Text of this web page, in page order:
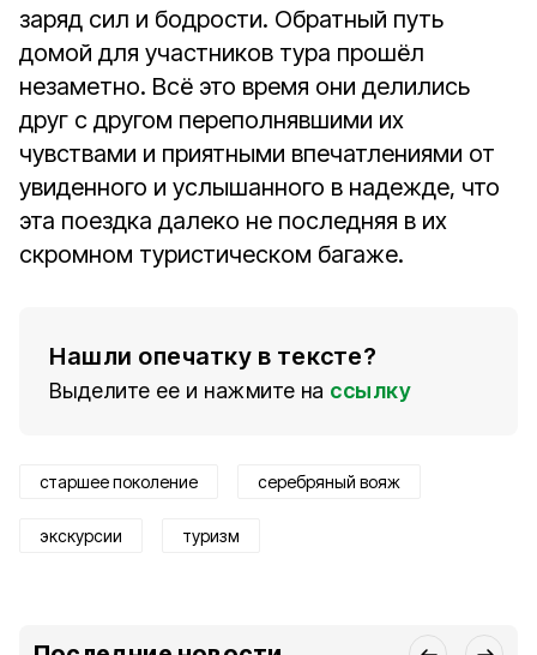
заряд сил и бодрости. Обратный путь
домой для участников тура прошёл
незаметно. Всё это время они делились
друг с другом переполнявшими их
чувствами и приятными впечатлениями от
увиденного и услышанного в надежде, что
эта поездка далеко не последняя в их
скромном туристическом багаже.
Нашли опечатку в тексте?
Выделите ее и нажмите на ссылку
старшее поколение серебряный вояж
экскурсии туризм